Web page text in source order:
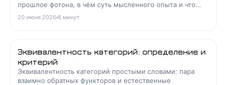
прошлое фотона, в чём суть мысленного опыта и что
показали реальные измерения.
20 июня 2026 8 минут
Эквивалентность категорий: определение и
критерий
Эквивалентность категорий простыми словами: пара
взаимно обратных функторов и естественные